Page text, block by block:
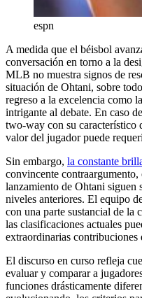
espn
A medida que el béisbol
conversación en torno a la
MLB no muestra signos de
situación de Ohtani, sobre
regreso a la excelencia como
intrigante al debate. En caso
two-way con su característico
valor del jugador puede
Sin embargo, la constante
convincente
lanzamiento de Ohtani siguen
niveles anteriores. El equipo
con una parte sustancial de la
las clasificaciones actuales
extraordinarias contribuciones
El discurso en curso refleja
evaluar y comparar a
funciones drásticamente